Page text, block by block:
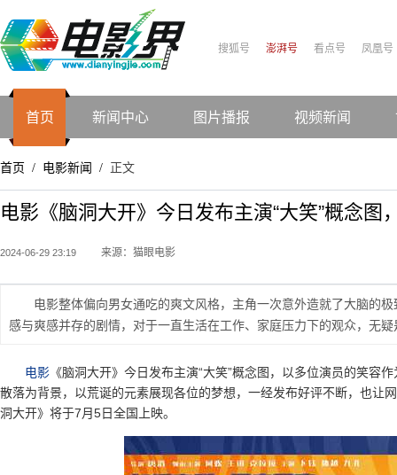
搜狐号 澎湃号 看点号 凤凰号
首页 新闻中心 图片播报 视频新闻
首页 / 电影新闻 / 正文
电影《脑洞大开》今日发布主演“大笑”概念图
2024-06-29 23:19 来源：猫眼电影
电影整体偏向男女通吃的爽文风格，主角一次意外造就了大脑的
感与爽感并存的剧情，对于一直生活在工作、家庭压力下的观众，无
电影 《脑洞大开》今日发布主演“大笑”概念图，以多位演员的笑容
散落为背景，以荒诞的元素展现各位的梦想，一经发布好评不断，也让
洞大开》将于7月5日全国上映。